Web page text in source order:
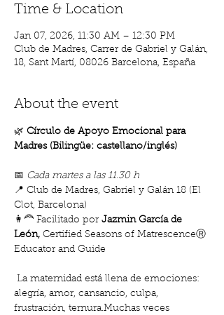
Time & Location
Jan 07, 2026, 11:30 AM – 12:30 PM
Club de Madres, Carrer de Gabriel y Galán,
18, Sant Martí, 08026 Barcelona, España
About the event
🌿 Círculo de Apoyo Emocional para
Madres (Bilingüe: castellano/inglés)
📅 Cada martes a las 11.30 h
📍 Club de Madres, Gabriel y Galán 18 (El
Clot, Barcelona)
👩‍🦰 Facilitado por Jazmin García de
León, Certified Seasons of MatrescenceⓇ
Educator and Guide
alegría, amor, cansancio, culpa,
frustración, ternura.Muchas veces